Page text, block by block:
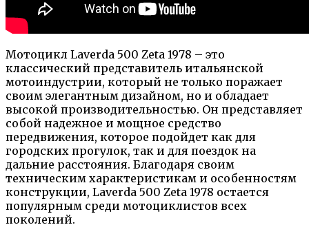
Мотоцикл Laverda 500 Zeta 1978 – это
классический представитель итальянской
мотоиндустрии, который не только поражает
своим элегантным дизайном, но и обладает
высокой производительностью. Он представляет
собой надежное и мощное средство
передвижения, которое подойдет как для
городских прогулок, так и для поездок на
дальние расстояния. Благодаря своим
техническим характеристикам и особенностям
конструкции, Laverda 500 Zeta 1978 остается
популярным среди мотоциклистов всех
поколений.